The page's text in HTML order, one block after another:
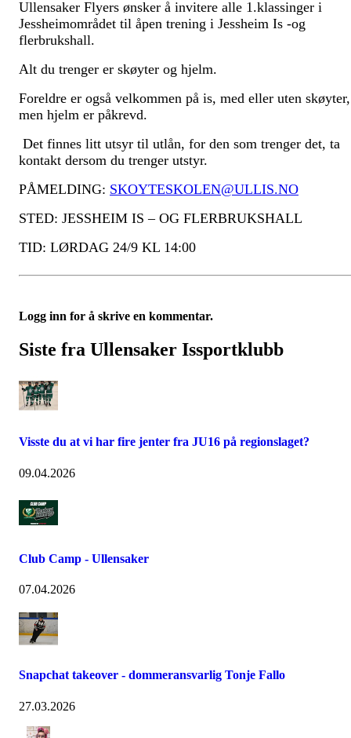
Ullensaker Flyers ønsker å invitere alle 1.klassinger i
Jessheimområdet til åpen trening i Jessheim Is -og
flerbrukshall.
Alt du trenger er skøyter og hjelm.
Foreldre er også velkommen på is, med eller uten skøyter,
men hjelm er påkrevd.
Det finnes litt utsyr til utlån, for den som trenger det, ta
kontakt dersom du trenger utstyr.
PÅMELDING: SKOYTESKOLEN@ULLIS.NO
STED: JESSHEIM IS – OG FLERBRUKSHALL
TID: LØRDAG 24/9 KL 14:00
Logg inn for å skrive en kommentar.
Siste fra Ullensaker Issportklubb
Visste du at vi har fire jenter fra JU16 på regionslaget?
09.04.2026
Club Camp - Ullensaker
07.04.2026
Snapchat takeover - dommeransvarlig Tonje Fallo
27.03.2026